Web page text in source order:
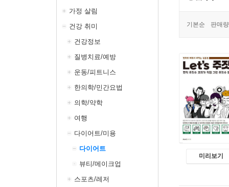
가정 살림
건강 취미
건강정보
질병치료/예방
운동/피트니스
한의학/민간요법
의학/약학
여행
다이어트/미용
다이어트
뷰티/메이크업
스포츠/레저
기본순 판매
미리보기